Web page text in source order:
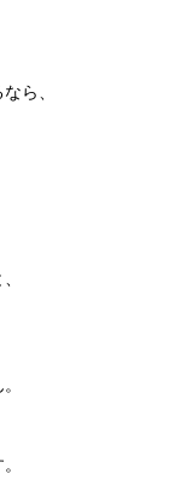
ら、